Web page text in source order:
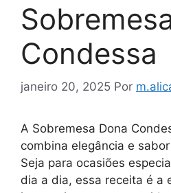
Condessa
janeiro 20, 2025 Por
A Sobremesa Dona
combina elegância e
Seja para ocasiões
dia a dia, essa receita é a